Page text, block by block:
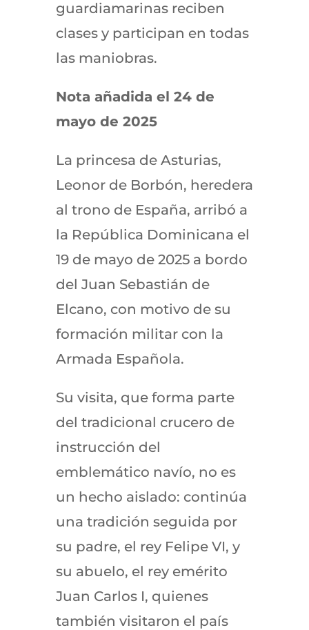
guardiamarinas reciben
clases y participan en todas
las maniobras.
Nota añadida el 24 de
mayo de 2025
La princesa de Asturias,
Leonor de Borbón, heredera
al trono de España, arribó a
la República Dominicana el
19 de mayo de 2025 a bordo
del Juan Sebastián de
Elcano, con motivo de su
formación militar con la
Armada Española.
Su visita, que forma parte
del tradicional crucero de
instrucción del
emblemático navío, no es
un hecho aislado: continúa
una tradición seguida por
su padre, el rey Felipe VI, y
su abuelo, el rey emérito
Juan Carlos I, quienes
también visitaron el país